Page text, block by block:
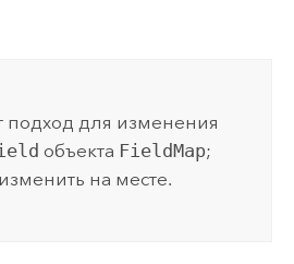
подход для изменения
объекта FieldMap;
на месте.